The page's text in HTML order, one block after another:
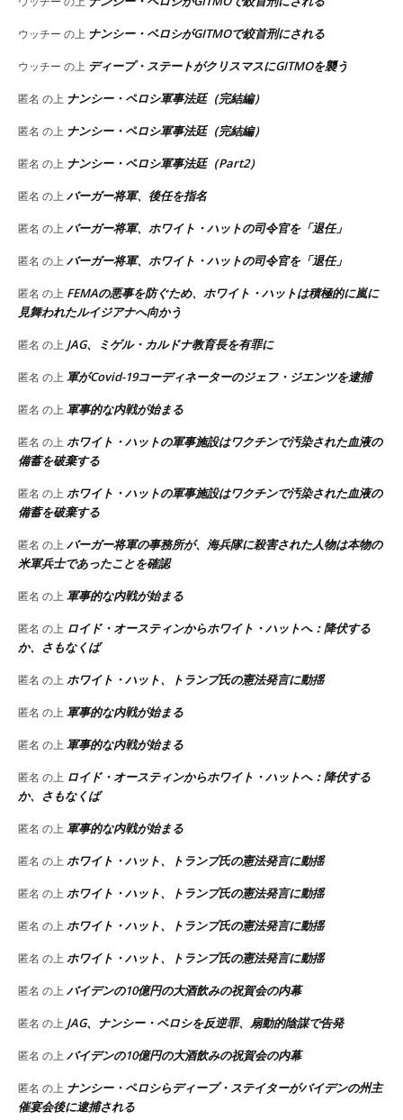
ウッチー の上 ナンシー・ペロシがGITMOで絞首刑にされる
ウッチー の上 ディープ・ステートがクリスマスにGITMOを襲う
匿名 の上 ナンシー・ペロシ軍事法廷（完結編）
匿名 の上 ナンシー・ペロシ軍事法廷（完結編）
匿名 の上 ナンシー・ペロシ軍事法廷（Part2）
匿名 の上 バーガー将軍、後任を指名
匿名 の上 バーガー将軍、ホワイト・ハットの司令官を「退任」
匿名 の上 バーガー将軍、ホワイト・ハットの司令官を「退任」
匿名 の上 FEMAの悪事を防ぐため、ホワイト・ハットは積極的に嵐に
見舞われたルイジアナへ向かう
匿名 の上 JAG、ミゲル・カルドナ教育長を有罪に
匿名 の上 軍がCovid-19コーディネーターのジェフ・ジエンツを逮捕
匿名 の上 軍事的な内戦が始まる
匿名 の上 ホワイト・ハットの軍事施設はワクチンで汚染された血液の
備蓄を破棄する
匿名 の上 ホワイト・ハットの軍事施設はワクチンで汚染された血液の
備蓄を破棄する
匿名 の上 バーガー将軍の事務所が、海兵隊に殺害された人物は本物の
米軍兵士であったことを確認
匿名 の上 軍事的な内戦が始まる
匿名 の上 ロイド・オースティンからホワイト・ハットへ：降伏する
か、さもなくば
匿名 の上 ホワイト・ハット、トランプ氏の憲法発言に動揺
匿名 の上 軍事的な内戦が始まる
匿名 の上 軍事的な内戦が始まる
匿名 の上 ロイド・オースティンからホワイト・ハットへ：降伏する
か、さもなくば
匿名 の上 軍事的な内戦が始まる
匿名 の上 ホワイト・ハット、トランプ氏の憲法発言に動揺
匿名 の上 ホワイト・ハット、トランプ氏の憲法発言に動揺
匿名 の上 ホワイト・ハット、トランプ氏の憲法発言に動揺
匿名 の上 ホワイト・ハット、トランプ氏の憲法発言に動揺
匿名 の上 バイデンの10億円の大酒飲みの祝賀会の内幕
匿名 の上 JAG、ナンシー・ペロシを反逆罪、扇動的陰謀で告発
匿名 の上 バイデンの10億円の大酒飲みの祝賀会の内幕
匿名 の上 ナンシー・ペロシらディープ・ステイターがバイデンの州主
催宴会後に逮捕される